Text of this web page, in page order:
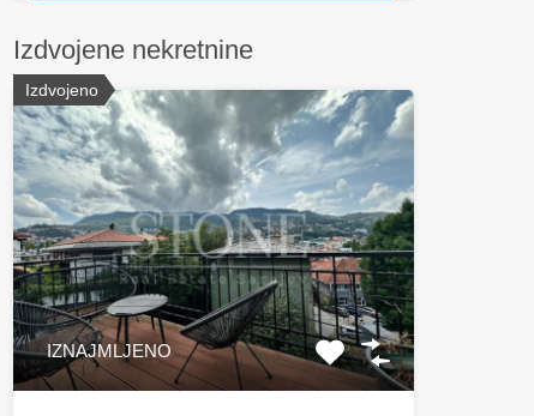
Izdvojene nekretnine
Izdvojeno
IZNAJMLJENO